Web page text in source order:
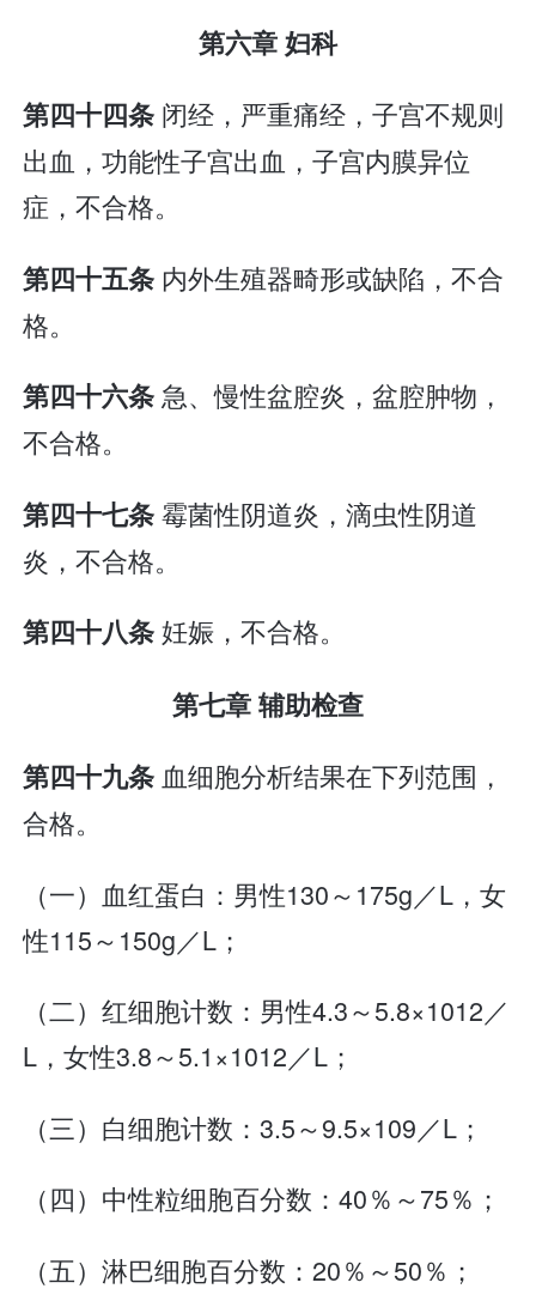
第六章 妇科
第四十四条 闭经，严重痛经，子宫不规则
出血，功能性子宫出血，子宫内膜异位
症，不合格。
第四十五条 内外生殖器畸形或缺陷，不合
格。
第四十六条急、慢性盆腔炎，盆腔肿物，
不合格。
第四十七条霉菌性阴道炎，滴虫性阴道
炎，不合格。
第四十八条妊娠，不合格。
第七章 辅助检查
第四十九条血细胞分析结果在下列范围，
合格。
（一）血红蛋白：男性130～175g／L，女
性115～150g／L；
（二）红细胞计数：男性4.3～5.8×1012／
L，女性3.8～5.1×1012／L；
（三）白细胞计数：3.5～9.5×109／L；
（四）中性粒细胞百分数：40％～75％；
（五）淋巴细胞百分数：20％～50％；